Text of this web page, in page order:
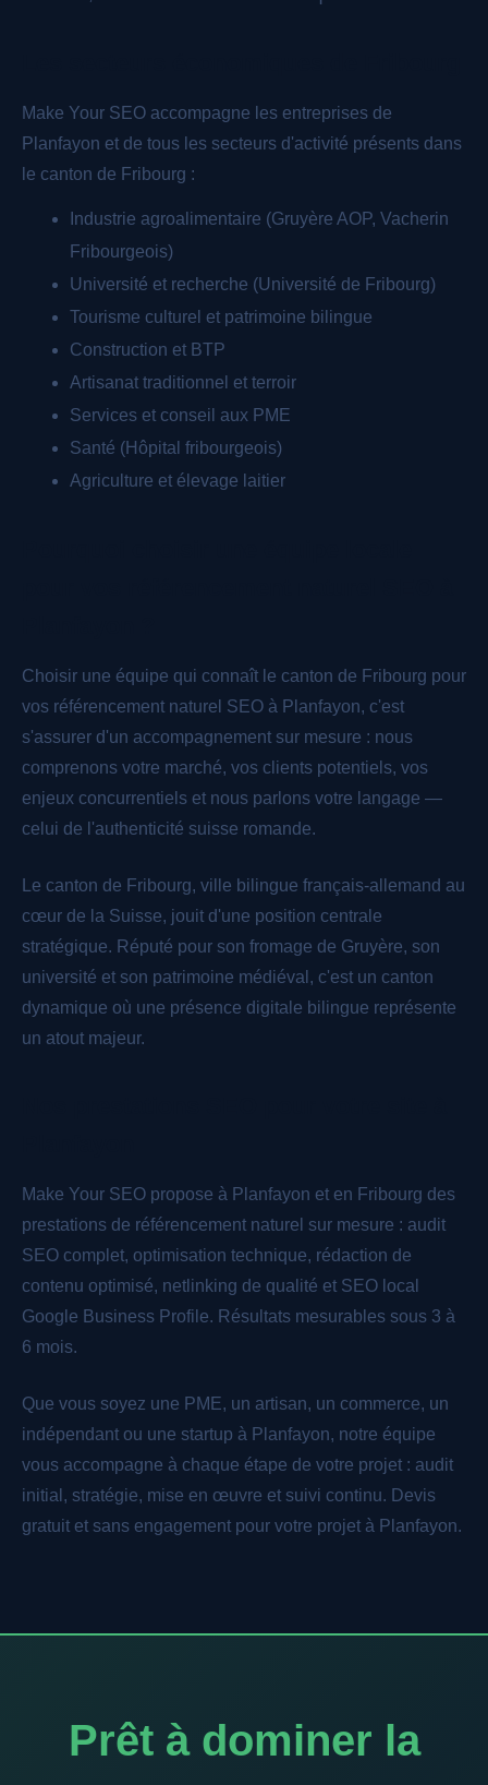
Make Your SEO accompagne les entreprises de
Planfayon et de tous les secteurs d'activité présents dans
le canton de Fribourg :
Industrie agroalimentaire (Gruyère AOP, Vacherin
Fribourgeois)
Université et recherche (Université de Fribourg)
Tourisme culturel et patrimoine bilingue
Construction et BTP
Artisanat traditionnel et terroir
Services et conseil aux PME
Santé (Hôpital fribourgeois)
Agriculture et élevage laitier
Choisir une équipe qui connaît le canton de Fribourg pour
vos référencement naturel SEO à Planfayon, c'est
s'assurer d'un accompagnement sur mesure : nous
comprenons votre marché, vos clients potentiels, vos
enjeux concurrentiels et nous parlons votre langage —
celui de l'authenticité suisse romande.
Le canton de Fribourg, ville bilingue français-allemand au
cœur de la Suisse, jouit d'une position centrale
stratégique. Réputé pour son fromage de Gruyère, son
université et son patrimoine médiéval, c'est un canton
dynamique où une présence digitale bilingue représente
un atout majeur.
Make Your SEO propose à Planfayon et en Fribourg des
prestations de référencement naturel sur mesure : audit
SEO complet, optimisation technique, rédaction de
contenu optimisé, netlinking de qualité et SEO local
Google Business Profile. Résultats mesurables sous 3 à
6 mois.
Que vous soyez une PME, un artisan, un commerce, un
indépendant ou une startup à Planfayon, notre équipe
vous accompagne à chaque étape de votre projet : audit
initial, stratégie, mise en œuvre et suivi continu. Devis
gratuit et sans engagement pour votre projet à Planfayon.
Prêt à dominer la